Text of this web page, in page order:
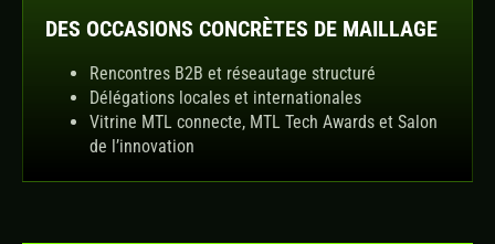
DES OCCASIONS CONCRÈTES DE MAILLAGE
Rencontres B2B et réseautage structuré
Délégations locales et internationales
Vitrine MTL connecte, MTL Tech Awards et Salon
de l’innovation